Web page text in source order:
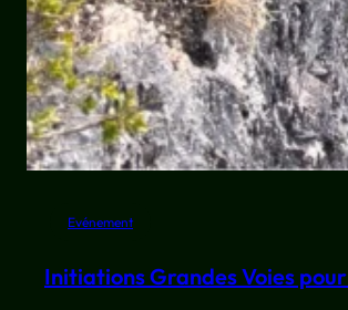
Evénement
Initiations Grandes Voies